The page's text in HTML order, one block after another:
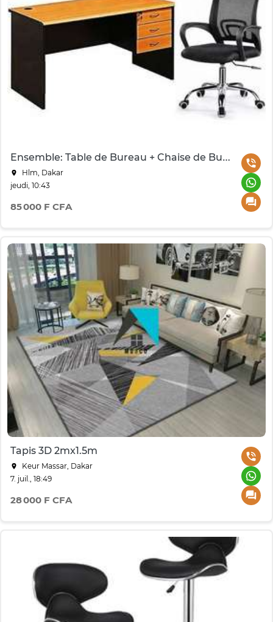
Ensemble: Table de Bureau + Chaise de Bureau
Hlm, Dakar
jeudi, 10:43
85 000 F CFA
Tapis 3D 2mx1.5m
Keur Massar, Dakar
7. juil., 18:49
28 000 F CFA